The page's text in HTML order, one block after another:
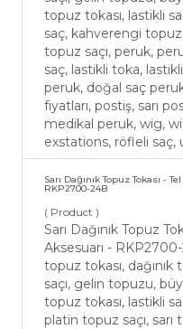
topuz tokası, lastikli
saç, kahverengi topuz
topuz saçı, peruk,
saç, lastikli toka,
peruk, doğal saç
fiyatları, postiş, sarı
medikal peruk, wig,
exstations, röfleli saç,
Sarı Dağınık Topuz Tokası -
RKP2700-24B
( Product )
Sarı Dağınık Topuz
Aksesuarı -
topuz tokası,
saçı, gelin topuzu,
topuz tokası, lastikli
platin topuz saçı, sarı